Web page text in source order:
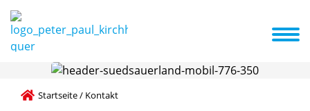
Startseite/ Kontakt